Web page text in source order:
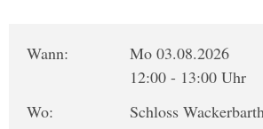
Wann:
Mo 03.08.2026
12:00 - 13:00 Uhr
Wo:
Schloss